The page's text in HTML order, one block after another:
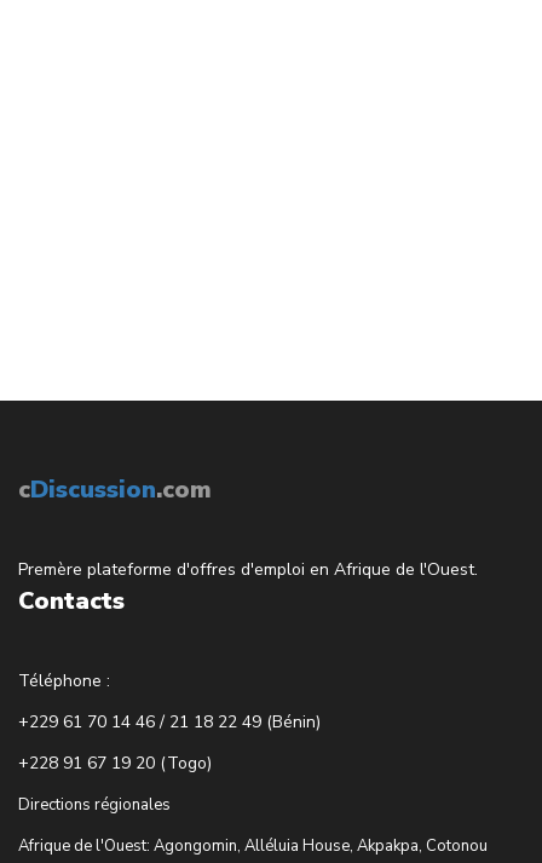
cDiscussion.com
Premère plateforme d'offres d'emploi en Afrique de l'Ouest.
Contacts
Téléphone :
+229 61 70 14 46 / 21 18 22 49 (Bénin)
+228 91 67 19 20 (Togo)
Directions régionales
Afrique de l'Ouest: Agongomin, Alléluia House, Akpakpa, Cotonou